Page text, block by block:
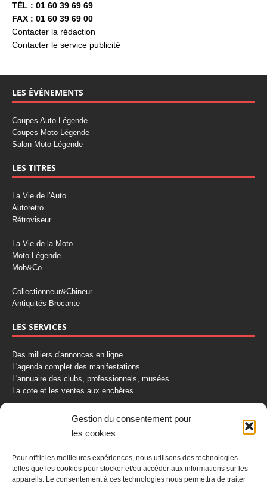
Gestion du consentement pour
les cookies
Pour offrir les meilleures expériences, nous utilisons des technologies
telles que les cookies pour stocker et/ou accéder aux informations sur les
appareils. Le consentement à ces technologies nous permettra de traiter
TÉL : 01 60 39 69 69
FAX : 01 60 39 69 00
Contacter la rédaction
Contacter le service publicité
LES ÉVÉNEMENTS
Coupes Auto Légende
Coupes Moto Légende
Salon Moto Légende
LES TITRES
La Vie de l'Auto
Autoretro
Rétroviseur
La Vie de la Moto
Moto Légende
Mob&Co
Collectionneur&Chineur
Antiquités Brocante
LES SERVICES
Des milliers d'annonces en ligne
L'agenda complet des manifestations
L'annuaire des clubs, professionnels, musées
La cote et les ventes aux enchères
La Boutique du Collectionneur
AUTORETRO